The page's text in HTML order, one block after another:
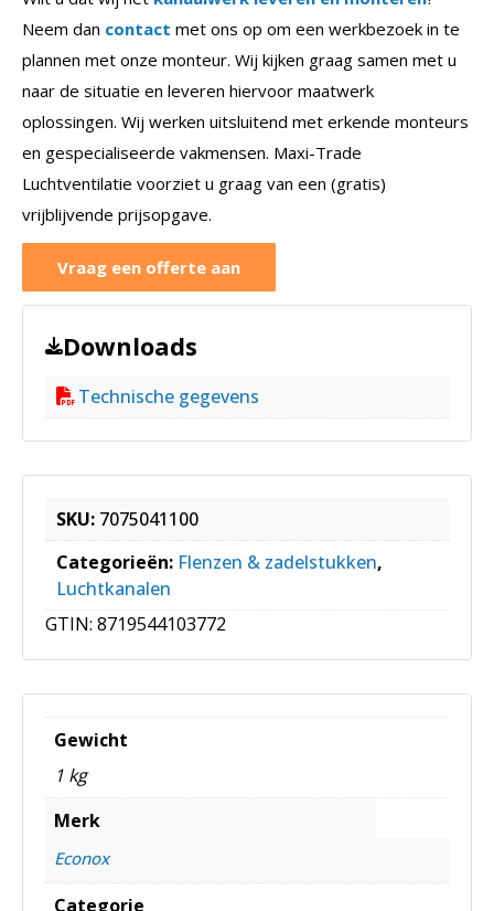
Neem dan contact met ons op om een werkbezoek in te
plannen met onze monteur. Wij kijken graag samen met u
naar de situatie en leveren hiervoor maatwerk
oplossingen. Wij werken uitsluitend met erkende monteurs
en gespecialiseerde vakmensen. Maxi-Trade
Luchtventilatie voorziet u graag van een (gratis)
vrijblijvende prijsopgave.
Vraag een offerte aan
Downloads
Technische gegevens
SKU: 7075041100
Categorieën: Flenzen & zadelstukken,
Luchtkanalen
GTIN: 8719544103772
Gewicht
1 kg
Merk
Econox
Categorie